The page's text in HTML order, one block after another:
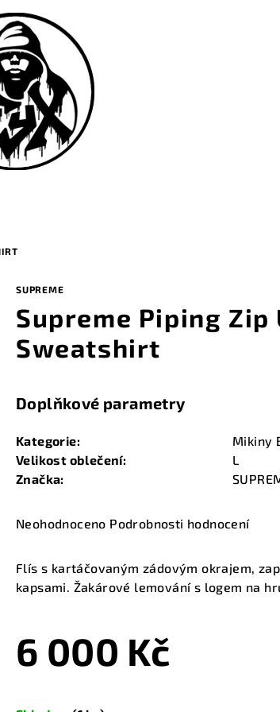
SUPREME
Supreme Piping Zip
Sweatshirt
Doplňkové parametry
Kategorie:
Mikiny
Velikost oblečení:
L
Značka:
Průměrné
produktu
je
0,0
5
hvězdiček.
Neohodnoceno Podrobnosti hodnocení
Flís s kartáčovaným zádovým okrajem,
kapsami. Žakárové lemování s logem na
6 000 Kč
cena: